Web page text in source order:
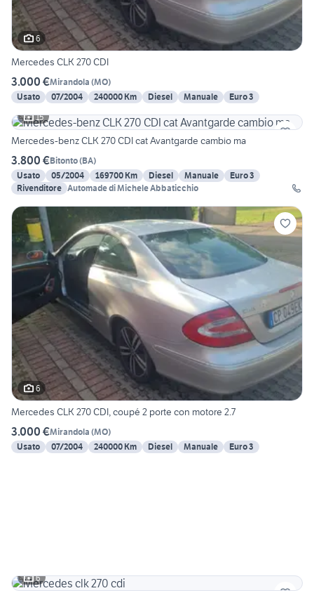
6
Mercedes CLK 270 CDI
3.000 €Mirandola (MO)
Usato
07/2004 240000 Km Diesel Manuale
Euro 3
15
Mercedes-benz CLK 270 CDI cat Avantgarde cambio ma
3.800 €Bitonto(BA)
Usato
05/2004 169700 Km Diesel Manuale
Euro 3
Rivenditore Automade di Michele Abbaticchio
6
Mercedes CLK 270 CDI, coupé 2 porte con motore 2.7
3.000 €Mirandola (MO)
Usato
07/2004 240000 Km Diesel Manuale Euro 3
6